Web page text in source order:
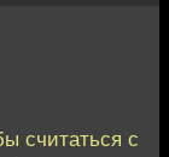
считаться с